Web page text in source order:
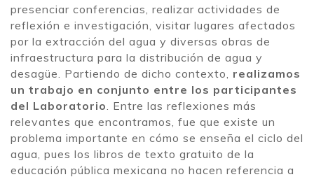
presenciar conferencias, realizar actividades de
reflexión e investigación, visitar lugares afectados
por la extracción del agua y diversas obras de
infraestructura para la distribución de agua y
desagüe. Partiendo de dicho contexto, realizamos
un trabajo en conjunto entre los participantes
del Laboratorio . Entre las reflexiones más
relevantes que encontramos, fue que existe un
problema importante en cómo se enseña el ciclo del
agua, pues los libros de texto gratuito de la
educación pública mexicana no hacen referencia a